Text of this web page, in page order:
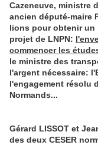
Cazeneuve, ministre
ancien député-maire
lions pour obtenir un
projet de LNPN:
commencer les
le ministre des
l'argent nécessaire:
l'engagement résolu
Normands...
Gérard LISSOT et
des deux CESER